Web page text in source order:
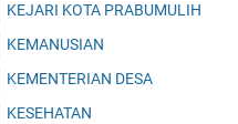
KEJARI KOTA PRABUMULIH
KEMANUSIAN
KEMENTERIAN DESA
KESEHATAN